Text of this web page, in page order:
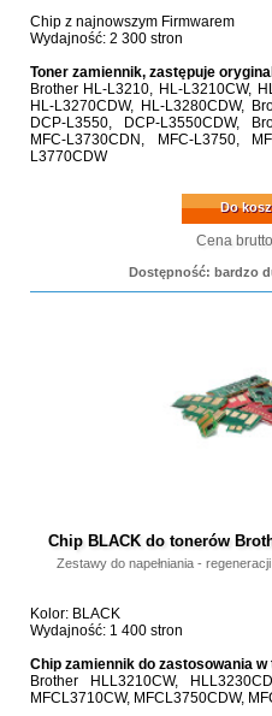
Chip z najnowszym Firmwarem
Wydajność: 2 300 stron
Toner zamiennik, zastępuje
Brother HL-L3210, HL-L3210CW,
HL-L3270CDW, HL-L3280CDW,
DCP-L3550, DCP-L3550CDW,
MFC-L3730CDN, MFC-L3750,
L3770CDW
Do
Cena
Dostępność: bardzo
Chip BLACK do tonerów
Zestawy do napełniania - regeneracji
Kolor: BLACK
Wydajność: 1 400 stron
Chip zamiennik do zastosowania w
Brother HLL3210CW,
MFCL3710CW, MFCL3750CDW,